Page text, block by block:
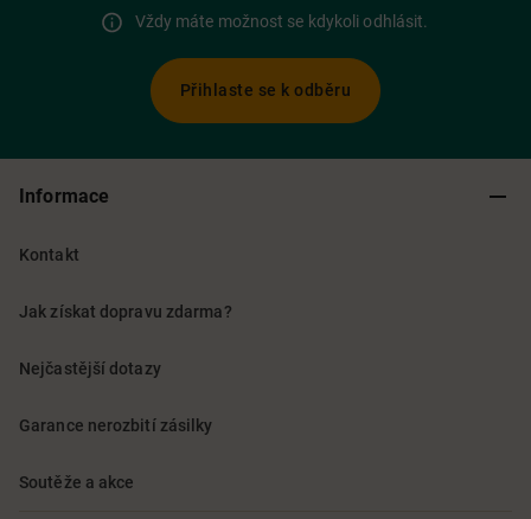
Vždy máte možnost se kdykoli odhlásit.
Přihlaste se k odběru
Informace
Kontakt
Jak získat dopravu zdarma?
Nejčastější dotazy
Garance nerozbití zásilky
Soutěže a akce